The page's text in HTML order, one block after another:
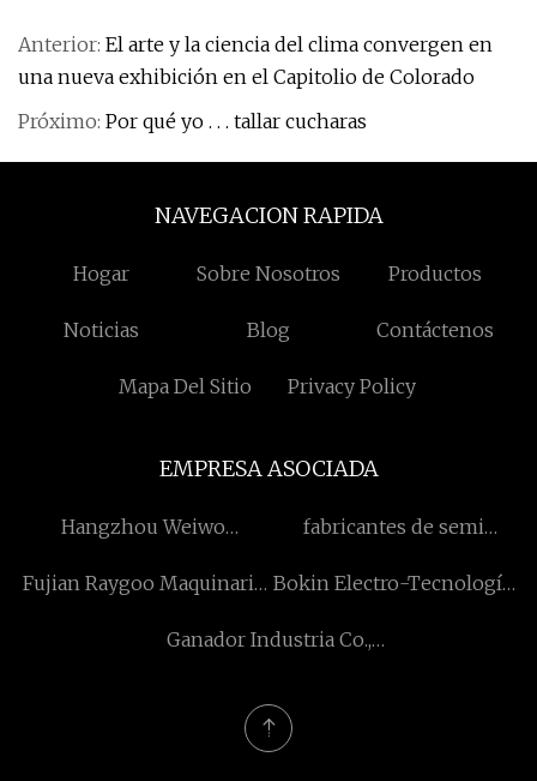
Anterior: El arte y la ciencia del clima convergen en
una nueva exhibición en el Capitolio de Colorado
Próximo: Por qué yo . . . tallar cucharas
NAVEGACION RAPIDA
Hogar Sobre Nosotros Productos
Noticias Blog Contáctenos
Mapa Del Sitio Privacy Policy
EMPRESA ASOCIADA
Hangzhou Weiwo
fabricantes de semi
Fujian Raygoo Maquinaria
Bokin Electro-Tecnología
Ltd.
Ganador Industria Co.,